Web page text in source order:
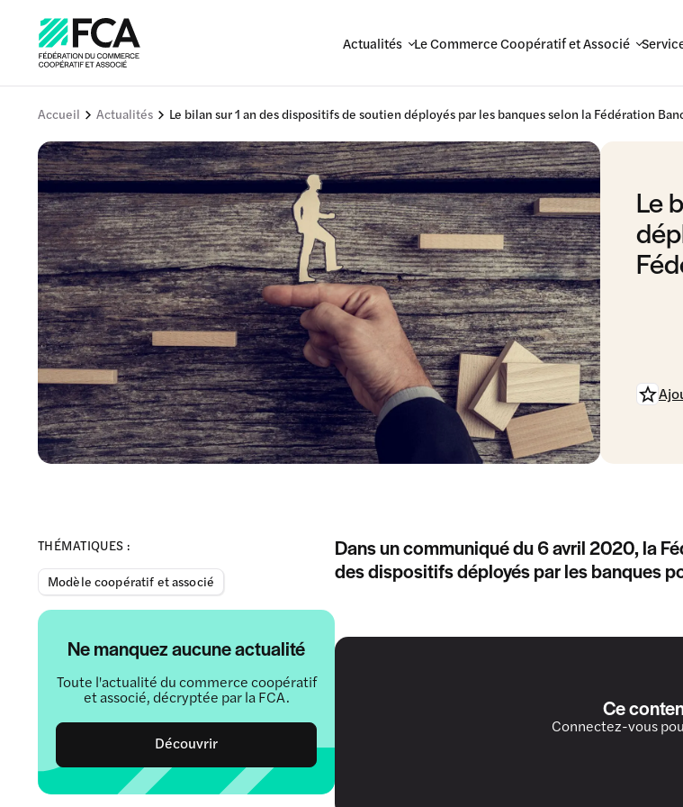
Actualités Le Commerce Coopératif et Associé
Accueil Actualités Le bilan sur 1 an des dispositifs de soutien déployés par les banques selon la Fédération
Le
THÉMATIQUES :
Modèle coopératif et associé
Ne manquez aucune actualité
Toute l'actualité du commerce coopératif
et associé, décryptée par la FCA.
Découvrir
Dans un communiqué du 6 avril 2020, la
des dispositifs déployés par les banques
Ce
Connectez-vous